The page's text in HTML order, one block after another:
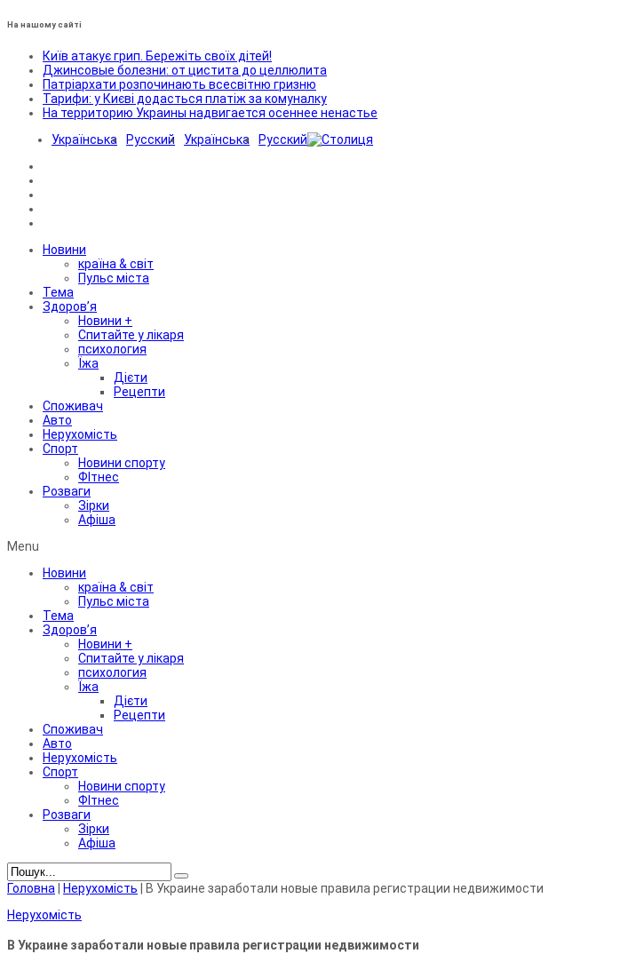
На нашому сайті
Київ атакує грип. Бережіть своїх дітей!
Джинсовые болезни: от цистита до целлюлита
Патріархати розпочинають всесвітню гризню
Тарифи: у Києві додасться платіж за комуналку
На территорию Украины надвигается осеннее ненастье
Українська
Русский Українська Русский
Новини
країна & світ
Пульс міста
Тема
Здоров’я
Новини +
Спитайте у лікаря
психология
Їжа
Дієти
Рецепти
Споживач
Авто
Нерухомість
Спорт
Новини спорту
ФІтнес
Розваги
Зірки
Афіша
Menu
Новини
країна & світ
Пульс міста
Тема
Здоров’я
Новини +
Спитайте у лікаря
психология
Їжа
Дієти
Рецепти
Споживач
Авто
Нерухомість
Спорт
Новини спорту
ФІтнес
Розваги
Зірки
Афіша
Головна Нерухомість
В Украине заработали новые правила регистрации недвижимости
Нерухомість
В Украине заработали новые правила регистрации недвижимости